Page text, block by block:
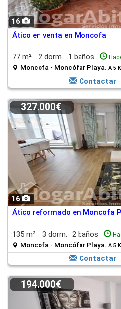
16
Ático en venta en Moncofa
77 m² 2 dorm. 1 baños
Moncofa - Moncófar Playa. A 5
Contactar
16
327.000€
Ático reformado en Moncofa
135 m² 3 dorm. 2 baños
Moncofa - Moncófar Playa. A 5
Contactar
194.000€